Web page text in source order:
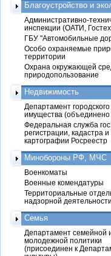
Благоустройство и
Административно-
инспекции (ОАТИ,
ГБУ "Автомобильные
Особо охраняемые
территории
Охрана окружающей
природопользование
Недвижимость
Департамент городского
имущества
Федеральная служба гос.
регистрации, кадастра и
картографии Росреестр
Минобороны РФ, МЧС
Военкоматы
Военные комендатуры
Территориальные
надзорной
Семья
Департамент семейной
молодежной политики
(присоединен к